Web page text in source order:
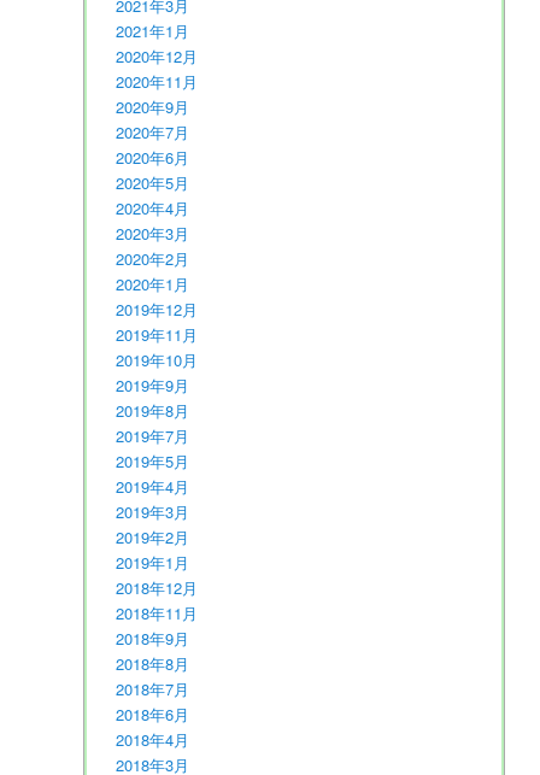
2021年3月
2021年1月
2020年12月
2020年11月
2020年9月
2020年7月
2020年6月
2020年5月
2020年4月
2020年3月
2020年2月
2020年1月
2019年12月
2019年11月
2019年10月
2019年9月
2019年8月
2019年7月
2019年5月
2019年4月
2019年3月
2019年2月
2019年1月
2018年12月
2018年11月
2018年9月
2018年8月
2018年7月
2018年6月
2018年4月
2018年3月